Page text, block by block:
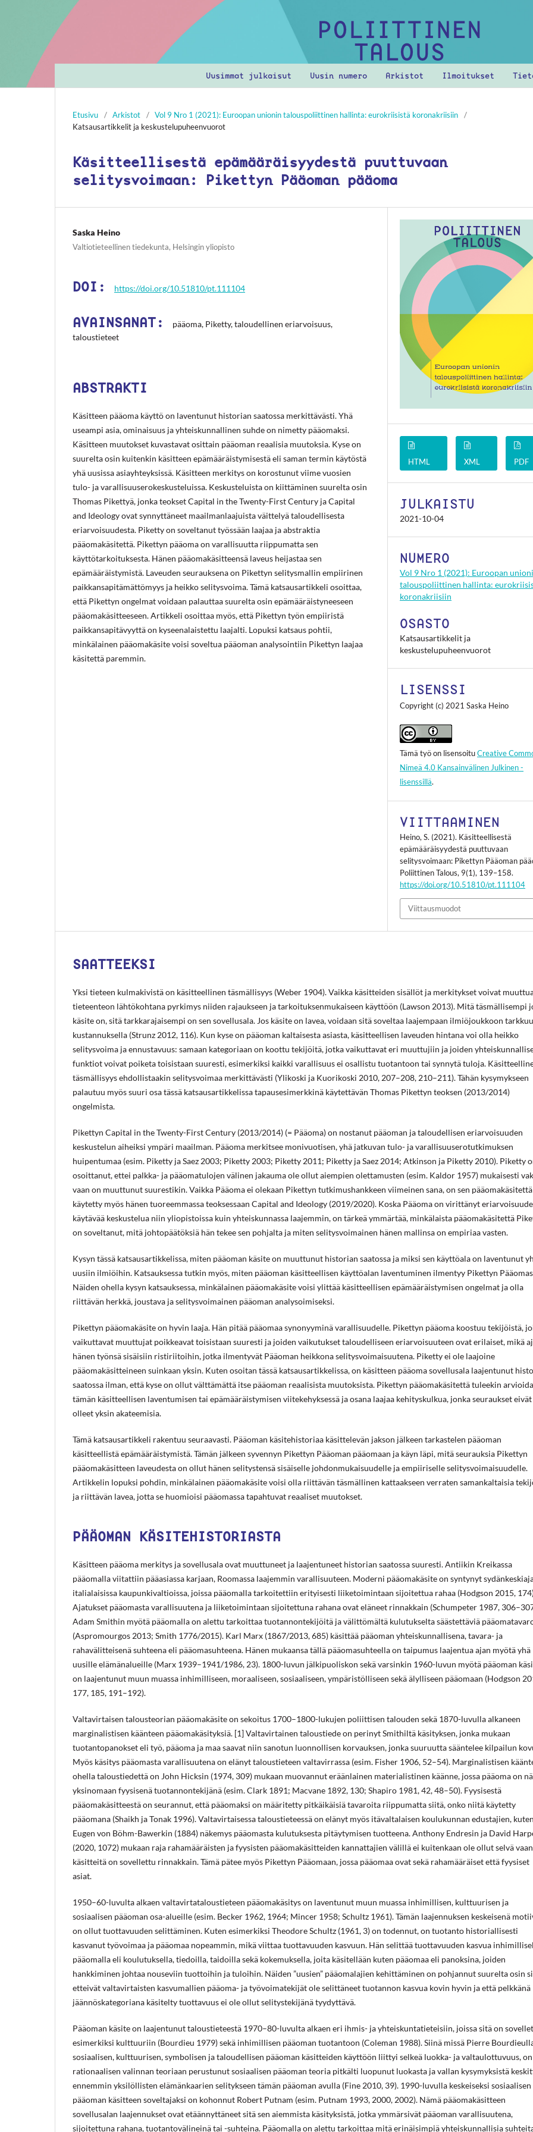
Uusimmat julkaisut Uusin numero Arkistot Ilmoitukset
Etusivu / Arkistot / Vol 9 Nro 1 (2021): Euroopan unionin talouspoliittinen hallinta: eurokriisistä koronakriisiin
/
Katsausartikkelit ja keskustelupuheenvuorot
Käsitteellisestä epämääräisyydestä puuttuvaan
selitysvoimaan: Pikettyn Pääoman pääoma
Saska Heino
Valtiotieteellinen tiedekunta, Helsingin yliopisto
DOI: https://doi.org/10.51810/pt.111104
AVAINSANAT:
pääoma, Piketty, taloudellinen eriarvoisuus,
taloustieteet
ABSTRAKTI
Käsitteen pääoma käyttö on laventunut historian saatossa merkittävästi. Yhä
useampi asia, ominaisuus ja yhteiskunnallinen suhde on nimetty pääomaksi.
Käsitteen muutokset kuvastavat osittain pääoman reaalisia muutoksia. Kyse on
suurelta osin kuitenkin käsitteen epämääräistymisestä eli saman termin käytöstä
yhä uusissa asiayhteyksissä. Käsitteen merkitys on korostunut viime vuosien
tulo- ja varallisuuserokeskusteluissa. Keskusteluista on kiittäminen suurelta osin
Thomas Pikettyä, jonka teoksetCapital in the Twenty-First Century jaCapital
and Ideologyovat synnyttäneet maailmanlaajuista väittelyä taloudellisesta
eriarvoisuudesta. Piketty on soveltanut työssään laajaa ja abstraktia
pääomakäsitettä. Pikettyn pääoma on varallisuutta riippumatta sen
käyttötarkoituksesta. Hänen pääomakäsitteensä laveus heijastaa sen
epämääräistymistä. Laveuden seurauksena on Pikettyn selitysmallin empiirinen
paikkansapitämättömyys ja heikko selitysvoima. Tämä katsausartikkeli osoittaa,
että Pikettyn ongelmat voidaan palauttaa suurelta osin epämääräistyneeseen
pääomakäsitteeseen. Artikkeli osoittaa myös, että Pikettyn työn empiiristä
paikkansapitävyyttä on kyseenalaistettu laajalti. Lopuksi katsaus pohtii,
minkälainen pääomakäsite voisi soveltua pääoman analysointiin Pikettyn laajaa
käsitettä paremmin.
HTML XML PDF
JULKAISTU
2021-10-04
NUMERO
Vol 9 Nro 1 (2021): Euroopan
talouspoliittinen hallinta:
koronakriisiin
OSASTO
Katsausartikkelit ja
keskustelupuheenvuorot
LISENSSI
Copyright (c) 2021 Saska Heino
Tämä työ on lisensoituCreative
Nimeä 4.0 Kansainvälinen Julkinen -
lisenssillä.
VIITTAAMINEN
Heino, S. (2021). Käsitteellisestä
epämääräisyydestä puuttuvaan
selitysvoimaan: Pikettyn Pääoman
Poliittinen Talous, 9(1), 139–158.
https://doi.org/10.51810/pt.111104
Viittausmuodot
SAATTEEKSI
Yksi tieteen kulmakivistä on käsitteellinen täsmällisyys (Weber 1904). Vaikka käsitteiden sisällöt ja merkitykset voivat
tieteenteon lähtökohtana pyrkimys niiden rajaukseen ja tarkoituksenmukaiseen käyttöön (Lawson 2013). Mitä täsmällisempi
käsite on, sitä tarkkarajaisempi on sen sovellusala. Jos käsite on lavea, voidaan sitä soveltaa laajempaan ilmiöjoukkoon
kustannuksella (Strunz 2012, 116). Kun kyse on pääoman kaltaisesta asiasta, käsitteellisen laveuden hintana voi olla heikko
selitysvoima ja ennustavuus: samaan kategoriaan on koottu tekijöitä, jotka vaikuttavat eri muuttujiin ja joiden
funktiot voivat poiketa toisistaan suuresti, esimerkiksi kaikki varallisuus ei osallistu tuotantoon tai synnytä tuloja.
täsmällisyys ehdollistaakin selitysvoimaa merkittävästi (Ylikoski ja Kuorikoski 2010, 207–208, 210–211). Tähän kysymykseen
palautuu myös suuri osa tässä katsausartikkelissa tapausesimerkkinä käytettävän Thomas Pikettyn teoksen (2013/2014)
ongelmista.
Pikettyn Capital in the Twenty-First Century (2013/2014) (= Pääoma) on nostanut pääoman ja taloudellisen eriarvoisuuden
keskustelun aiheiksi ympäri maailman. Pääoma merkitsee monivuotisen, yhä jatkuvan tulo- ja varallisuuserotutkimuksen
huipentumaa (esim. Piketty ja Saez 2003; Piketty 2003; Piketty 2011; Piketty ja Saez 2014; Atkinson ja Piketty 2010). Piketty
osoittanut, ettei palkka- ja pääomatulojen välinen jakauma ole ollut aiempien olettamusten (esim. Kaldor 1957) mukaisesti
vaan on muuttunut suurestikin. Vaikka Pääoma ei olekaan Pikettyn tutkimushankkeen viimeinen sana, on sen pääomakäsitettä
käytetty myös hänen tuoreemmassa teoksessaan Capital and Ideology (2019/2020). Koska Pääoma on virittänyt
käytävää keskustelua niin yliopistoissa kuin yhteiskunnassa laajemmin, on tärkeä ymmärtää, minkälaista pääomakäsitettä
on soveltanut, mitä johtopäätöksiä hän tekee sen pohjalta ja miten selitysvoimainen hänen mallinsa on empiriaa vasten.
Kysyn tässä katsausartikkelissa, miten pääoman käsite on muuttunut historian saatossa ja miksi sen käyttöala on laventunut
uusiin ilmiöihin. Katsauksessa tutkin myös, miten pääoman käsitteellisen käyttöalan laventuminen ilmentyy Pikettyn
Näiden ohella kysyn katsauksessa, minkälainen pääomakäsite voisi ylittää käsitteellisen epämääräistymisen ongelmat ja olla
riittävän herkkä, joustava ja selitysvoimainen pääoman analysoimiseksi.
Pikettyn pääomakäsite on hyvin laaja. Hän pitää pääomaa synonyyminä varallisuudelle. Pikettyn pääoma koostuu tekijöistä,
vaikuttavat muuttujat poikkeavat toisistaan suuresti ja joiden vaikutukset taloudelliseen eriarvoisuuteen ovat erilaiset, mikä
hänen työnsä sisäisiin ristiriitoihin, jotka ilmentyvät Pääoman heikkona selitysvoimaisuutena. Piketty ei ole laajoine
pääomakäsitteineen suinkaan yksin. Kuten osoitan tässä katsausartikkelissa, on käsitteen pääoma sovellusala laajentunut
saatossa ilman, että kyse on ollut välttämättä itse pääoman reaalisista muutoksista. Pikettyn pääomakäsitettä tuleekin arvioida
tämän käsitteellisen laventumisen tai epämääräistymisen viitekehyksessä ja osana laajaa kehityskulkua, jonka seuraukset
olleet yksin akateemisia.
Tämä katsausartikkeli rakentuu seuraavasti. Pääoman käsitehistoriaa käsittelevän jakson jälkeen tarkastelen pääoman
käsitteellistä epämääräistymistä. Tämän jälkeen syvennyn Pikettyn Pääoman pääomaan ja käyn läpi, mitä seurauksia Pikettyn
pääomakäsitteen laveudesta on ollut hänen selitystensä sisäiselle johdonmukaisuudelle ja empiiriselle selitysvoimaisuudelle.
Artikkelin lopuksi pohdin, minkälainen pääomakäsite voisi olla riittävän täsmällinen kattaakseen verraten samankaltaisia
ja riittävän lavea, jotta se huomioisi pääomassa tapahtuvat reaaliset muutokset.
PÄÄOMAN KÄSITEHISTORIASTA
Käsitteen pääoma merkitys ja sovellusala ovat muuttuneet ja laajentuneet historian saatossa suuresti. Antiikin Kreikassa
pääomalla viitattiin pääasiassa karjaan, Roomassa laajemmin varallisuuteen. Moderni pääomakäsite on syntynyt
italialaisissa kaupunkivaltioissa, joissa pääomalla tarkoitettiin erityisesti liiketoimintaan sijoitettua rahaa (Hodgson 2015,
Ajatukset pääomasta varallisuutena ja liiketoimintaan sijoitettuna rahana ovat eläneet rinnakkain (Schumpeter 1987,
Adam Smithin myötä pääomalla on alettu tarkoittaa tuotannontekijöitä ja välittömältä kulutukselta säästettäviä
(Aspromourgos 2013; Smith 1776/2015). Karl Marx (1867/2013, 685) käsittää pääoman yhteiskunnallisena, tavara- ja
rahavälitteisenä suhteena eli pääomasuhteena. Hänen mukaansa tällä pääomasuhteella on taipumus laajentua ajan myötä yhä
uusille elämänalueille (Marx 1939–1941/1986, 23). 1800-luvun jälkipuoliskon sekä varsinkin 1960-luvun myötä pääoman
on laajentunut muun muassa inhimilliseen, moraaliseen, sosiaaliseen, ympäristölliseen sekä älylliseen pääomaan (Hodgson
177, 185, 191–192).
Valtavirtaisen talousteorian pääomakäsite on sekoitus 1700–1800-lukujen poliittisen talouden sekä 1870-luvulla alkaneen
marginalistisen käänteen pääomakäsityksiä. [1] Valtavirtainen taloustiede on perinyt Smithiltä käsityksen, jonka mukaan
tuotantopanokset eli työ, pääoma ja maa saavat niin sanotun luonnollisen korvauksen, jonka suuruutta sääntelee kilpailun
Myös käsitys pääomasta varallisuutena on elänyt taloustieteen valtavirrassa (esim. Fisher 1906, 52–54). Marginalistisen
ohella taloustiedettä on John Hicksin (1974, 309) mukaan muovannut eräänlainen materialistinen käänne, jossa pääoma on
yksinomaan fyysisenä tuotannontekijänä (esim. Clark 1891; Macvane 1892, 130; Shapiro 1981, 42, 48–50). Fyysisestä
pääomakäsitteestä on seurannut, että pääomaksi on määritetty pitkäikäisiä tavaroita riippumatta siitä, onko niitä käytetty
pääomana (Shaikh ja Tonak 1996). Valtavirtaisessa taloustieteessä on elänyt myös itävaltalaisen koulukunnan edustajien, kuten
Eugen von Böhm-Bawerkin (1884) näkemys pääomasta kulutuksesta pitäytymisen tuotteena. Anthony Endresin ja David
(2020, 1072) mukaan raja rahamääräisten ja fyysisten pääomakäsitteiden kannattajien välillä ei kuitenkaan ole ollut selvä vaan
käsitteitä on sovellettu rinnakkain. Tämä pätee myös Pikettyn Pääomaan, jossa pääomaa ovat sekä rahamääräiset että fyysiset
asiat.
1950–60-luvulta alkaen valtavirtataloustieteen pääomakäsitys on laventunut muun muassa inhimillisen, kulttuurisen ja
sosiaalisen pääoman osa-alueille (esim. Becker 1962, 1964; Mincer 1958; Schultz 1961). Tämän laajennuksen keskeisenä
on ollut tuottavuuden selittäminen. Kuten esimerkiksi Theodore Schultz (1961, 3) on todennut, on tuotanto historiallisesti
kasvanut työvoimaa ja pääomaa nopeammin, mikä viittaa tuottavuuden kasvuun. Hän selittää tuottavuuden kasvua
pääomalla eli koulutuksella, tiedoilla, taidoilla sekä kokemuksella, joita käsitellään kuten pääomaa eli panoksina, joiden
hankkiminen johtaa nouseviin tuottoihin ja tuloihin. Näiden ”uusien” pääomalajien kehittäminen on pohjannut suurelta osin
etteivät valtavirtaisten kasvumallien pääoma- ja työvoimatekijät ole selittäneet tuotannon kasvua kovin hyvin ja että pelkkänä
jäännöskategoriana käsitelty tuottavuus ei ole ollut selitystekijänä tyydyttävä.
Pääoman käsite on laajentunut taloustieteestä 1970–80-luvulta alkaen eri ihmis- ja yhteiskuntatieteisiin, joissa sitä on
esimerkiksi kulttuuriin (Bourdieu 1979) sekä inhimillisen pääoman tuotantoon (Coleman 1988). Siinä missä Pierre
sosiaalisen, kulttuurisen, symbolisen ja taloudellisen pääoman käsitteiden käyttöön liittyi selkeä luokka- ja valtaulottuvuus, on
rationaalisen valinnan teoriaan perustunut sosiaalisen pääoman teoria pitkälti luopunut luokasta ja vallan kysymyksistä
ennemmin yksilöllisten elämänkaarien selitykseen tämän pääoman avulla (Fine 2010, 39). 1990-luvulla keskeiseksi sosiaalisen
pääoman käsitteen soveltajaksi on kohonnut Robert Putnam (esim. Putnam 1993, 2000, 2002). Nämä pääomakäsitteen
sovellusalan laajennukset ovat etäännyttäneet sitä sen aiemmista käsityksistä, jotka ymmärsivät pääoman varallisuutena,
sijoitettuna rahana, tuotantovälineinä tai -suhteina. Pääomalla on alettu tarkoittaa mitä erinäisimpiä yhteiskunnallisia